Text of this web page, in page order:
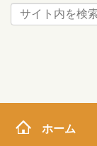
ホーム